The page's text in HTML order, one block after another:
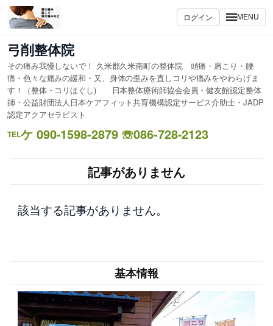
内
容
ス
キ
ッ
プ
ログイン MENU
弓削整体院
その痛み我慢しないで！ 久米郡久米南町の整体院 頭痛・肩こり・腰
痛・色々な痛みの緩和・又、身体の歪みを直しコリや痛みをやわらげま
す！（整体・コリほぐし) 日本整体療術師協会会員・健友館認定整体
師・公益財団法人日本ケアフィット共育機構認定サービス介助士・JADP
認定アクアセラピスト
TELケ 090-1598-2879 ☏086-728-2123
記事がありません
該当する記事がありません。
基本情報